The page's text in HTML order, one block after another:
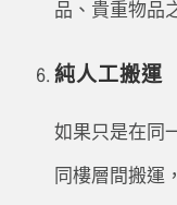
品、貴重物品
純人工搬運
如果只是在同
同樓層間搬運